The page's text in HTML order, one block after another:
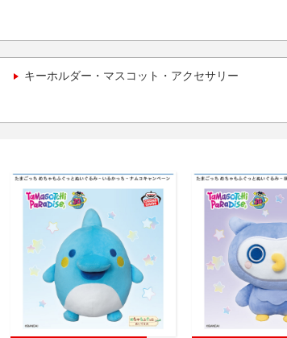
キーホルダー・マスコット・アクセサリー